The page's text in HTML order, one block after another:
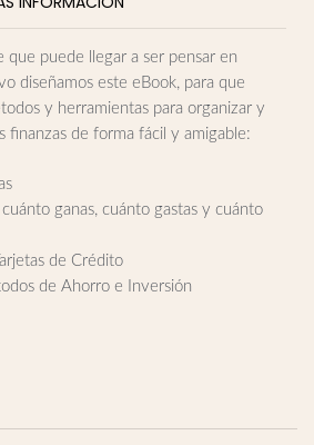
que puede llegar a ser pensar en
diseñamos este eBook, para que
y herramientas para organizar y
finanzas de forma fácil y amigable:
ganas, cuánto gastas y cuánto
de Crédito
de Ahorro e Inversión